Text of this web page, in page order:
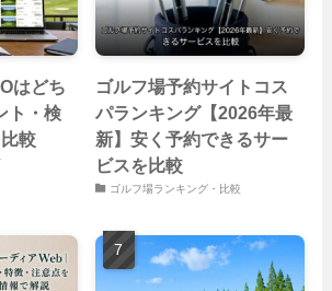
はどち
ト・検
較
ゴルフ場予約サイトコス
パランキング【2026年最
新】安く予約できるサー
ビスを比較
ゴルフ場ランキング・比較